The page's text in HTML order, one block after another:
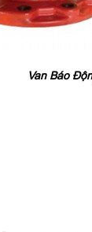
Van Báo